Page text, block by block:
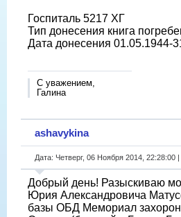
Госпиталь 5217 ХГ
Тип донесения книга
Дата донесения 01.05.1944-
С уважением,
Галина
ashavykina
Дата: Четверг, 06 Ноября 2014, 22:28:00
Добрый день! Разыскиваю
Юрия Александровича
базы ОБД Мемориал